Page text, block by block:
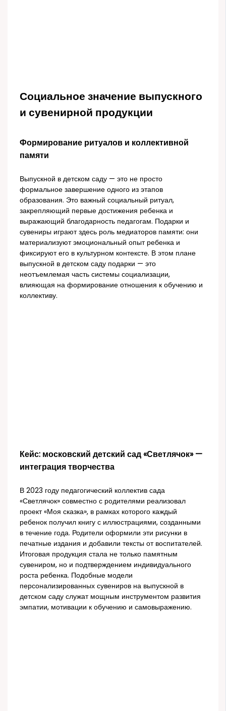
Социальное значение выпускного
и сувенирной продукции
Формирование ритуалов и коллективной
памяти
Выпускной в детском саду — это не просто
формальное завершение одного из этапов
образования. Это важный социальный ритуал,
закрепляющий первые достижения ребенка и
выражающий благодарность педагогам. Подарки и
сувениры играют здесь роль медиаторов памяти: они
материализуют эмоциональный опыт ребенка и
фиксируют его в культурном контексте. В этом плане
выпускной в детском саду подарки — это
неотъемлемая часть системы социализации,
влияющая на формирование отношения к обучению и
коллективу.
Кейс: московский детский сад «Светлячок» —
интеграция творчества
В 2023 году педагогический коллектив сада
«Светлячок» совместно с родителями реализовал
проект «Моя сказка», в рамках которого каждый
ребенок получил книгу с иллюстрациями, созданными
в течение года. Родители оформили эти рисунки в
печатные издания и добавили тексты от воспитателей.
Итоговая продукция стала не только памятным
сувениром, но и подтверждением индивидуального
роста ребенка. Подобные модели
персонализированных сувениров на выпускной в
детском саду служат мощным инструментом развития
эмпатии, мотивации к обучению и самовыражению.